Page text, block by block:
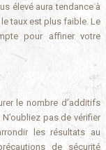
élevé aura tendance à
taux est plus faible. Le
pour affiner votre
le nombre d’additifs
pas de vérifier
les résultats au
de sécurité